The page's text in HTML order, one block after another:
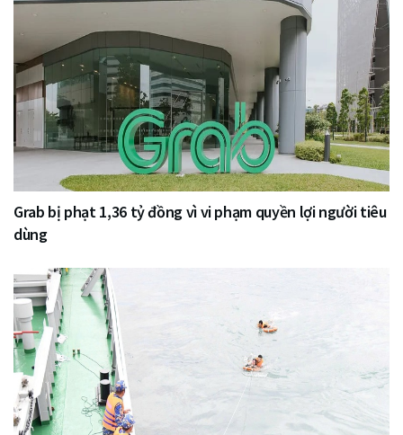
Grab bị phạt 1,36 tỷ đồng vì vi phạm quyền lợi người tiêu
dùng